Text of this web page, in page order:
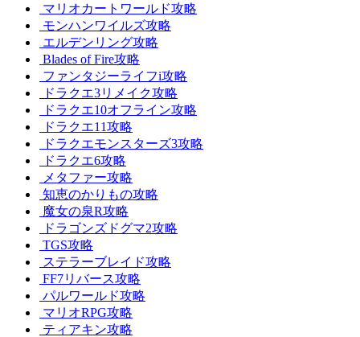
マリオカートワールド攻略
モンハンワイルズ攻略
エルデンリング攻略
Blades of Fire攻略
ファンタジーライフi攻略
ドラクエ3リメイク攻略
ドラクエ10オフライン攻略
ドラクエ11攻略
ドラクエモンスターズ3攻略
ドラクエ6攻略
メタファー攻略
知恵のかりもの攻略
魔女の泉R攻略
ドラゴンズドグマ2攻略
TGS攻略
ステラーブレイド攻略
FF7リバース攻略
パルワールド攻略
マリオRPG攻略
ティアキン攻略